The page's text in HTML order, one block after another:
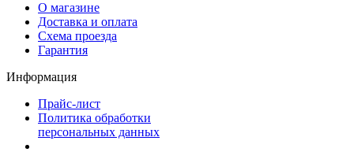
О магазине
Доставка и оплата
Схема проезда
Гарантия
Информация
Прайс-лист
Политика обработки
персональных данных